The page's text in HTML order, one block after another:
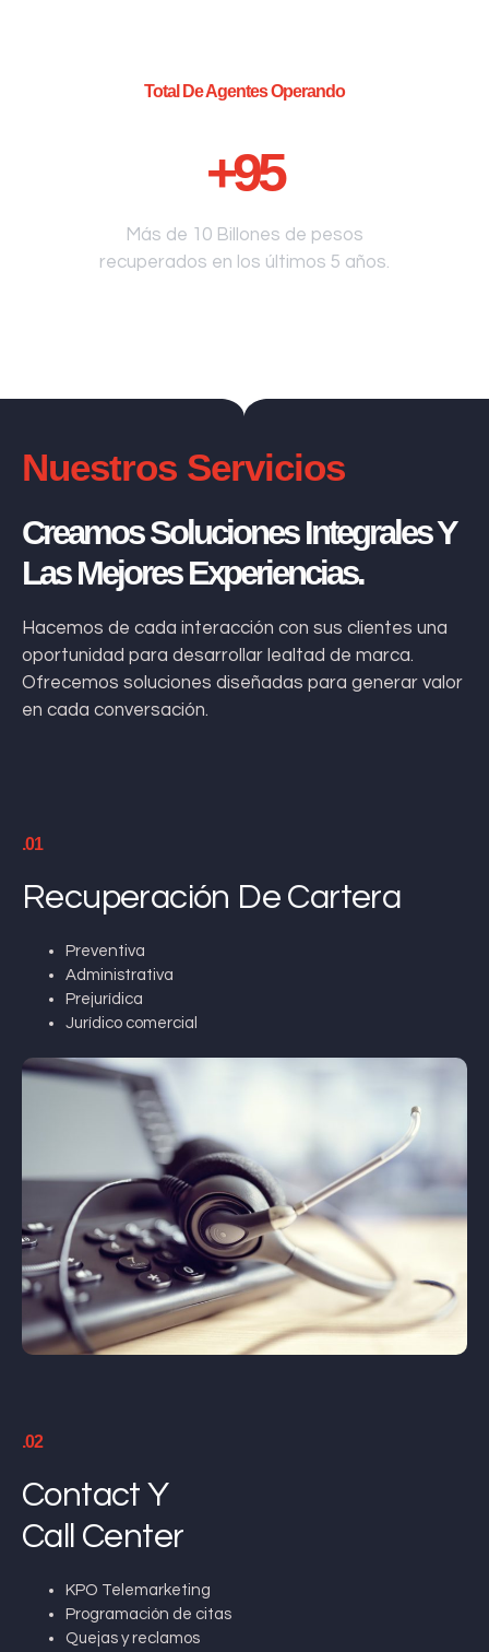
Total De Agentes Operando
+95
Más de 10 Billones de pesos
recuperados en los últimos 5 años.
Nuestros Servicios
Creamos Soluciones Integrales Y
Las Mejores Experiencias.
Hacemos de cada interacción con sus clientes una
oportunidad para desarrollar lealtad de marca.
Ofrecemos soluciones diseñadas para generar valor
en cada conversación.
.01
Recuperación De Cartera
Preventiva
Administrativa
Prejurídica
Jurídico comercial
.02
Contact Y
Call Center
KPO Telemarketing
Programación de citas
Quejas y reclamos